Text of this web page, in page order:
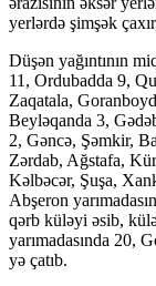
yerlərdə şimşək
Düşən yağıntının
11, Ordubadda 9,
Zaqatala,
Beyləqanda 3,
2, Gəncə, Şəmkir,
Zərdab, Ağstafa,
Kəlbəcər, Şuşa,
Abşeron
qərb küləyi əsib,
yarımadasında 20,
yə çatıb.